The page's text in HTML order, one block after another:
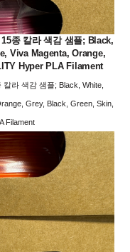
종 칼라 색감 샘플; Black,
Viva Magenta, Orange,
Hyper PLA Filament
라 색감 샘플; Black, White,
Grey, Black, Green, Skin,
Filament